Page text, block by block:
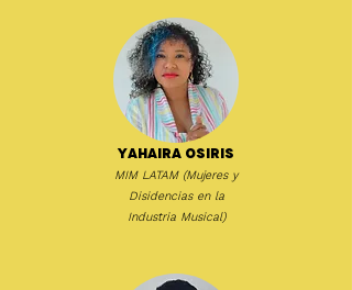
Yahaira Osiris
MIM LATAM (Mujeres y
Disidencias en la
Industria Musical)